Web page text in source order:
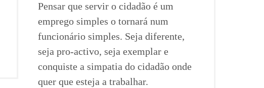
Pensar que servir o cidadão é um
emprego simples o tornará num
funcionário simples. Seja diferente,
seja pro-activo, seja exemplar e
conquiste a simpatia do cidadão onde
quer que esteja a trabalhar.